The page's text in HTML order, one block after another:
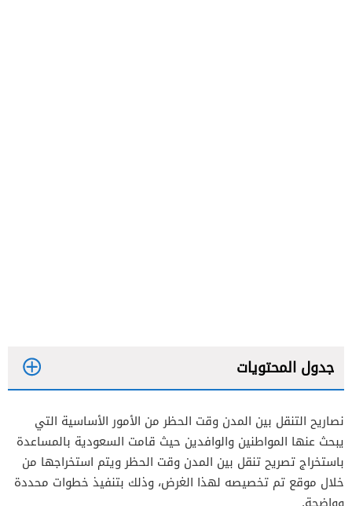
جدول المحتويات
نصاريح التنقل بين المدن وقت الحظر من الأمور الأساسية التي
يبحث عنها المواطنين والوافدين حيث قامت السعودية بالمساعدة
باستخراج تصريح تنقل بين المدن وقت الحظر ويتم استخراجها من
خلال موقع تم تخصيصه لهذا الغرض، وذلك بتنفيذ خطوات محددة